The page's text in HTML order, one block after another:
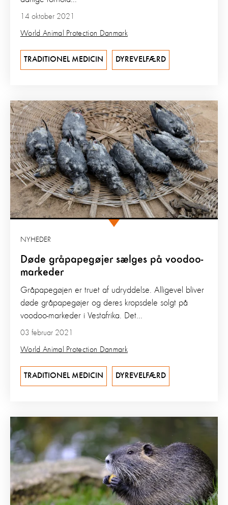
14 oktober 2021
World Animal Protection Danmark
TRADITIONEL MEDICIN DYREVELFÆRD
Døde gråpapegøjer sælges på voodoo-
markeder
NYHEDER
03 februar 2021
World Animal Protection Danmark
Gråpapegøjen er truet af udryddelse. Alligevel bliver
døde gråpapegøjer og deres kropsdele solgt på
voodoo-markeder i Vestafrika. Det...
TRADITIONEL MEDICIN DYREVELFÆRD